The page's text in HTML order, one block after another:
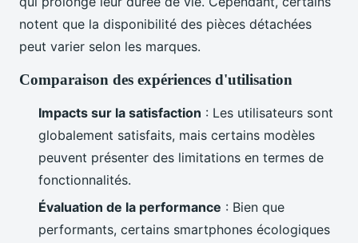
notent que la disponibilité des pièces détachées
peut varier selon les marques.
Comparaison des expériences d'utilisation
Impacts sur la satisfaction : Les utilisateurs sont
globalement satisfaits, mais certains modèles
peuvent présenter des limitations en termes de
fonctionnalités.
Évaluation de la performance : Bien que
performants, certains smartphones écologiques